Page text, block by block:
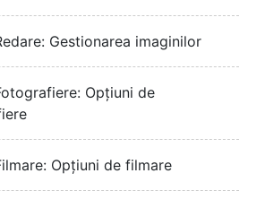
Gestionarea imaginilor
Opțiuni de
Opțiuni de filmare